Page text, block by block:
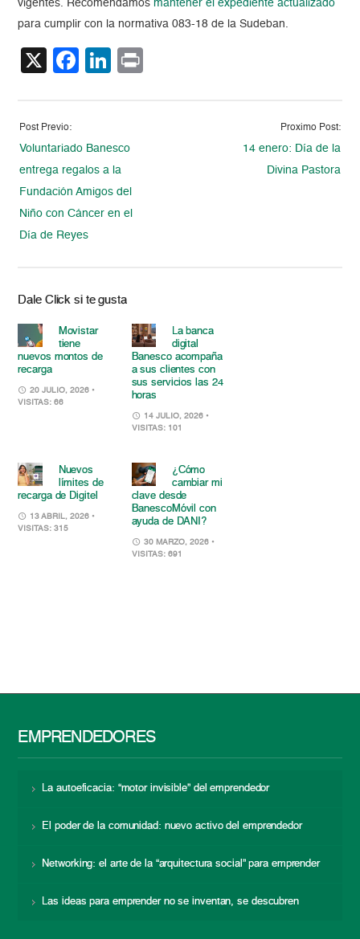
vigentes. Recomendamos mantener el expediente actualizado
para cumplir con la normativa 083-18 de la Sudeban.
X Facebook
LinkedIn
Post Previo:
Voluntariado Banesco
entrega regalos a la
Fundación Amigos del
Niño con Cáncer en el
Día de Reyes
Proximo Post:
14 enero: Día de la
Divina Pastora
Dale Click si te gusta
Movistar
tiene
nuevos montos de
recarga
20 JULIO, 2026 •
VISITAS: 66
La banca
digital
Banesco acompaña
a sus clientes con
sus servicios las 24
horas
14 JULIO, 2026 •
VISITAS: 101
Nuevos
límites de
recarga de Digitel
13 ABRIL, 2026 •
VISITAS: 315
¿Cómo
cambiar mi
clave desde
BanescoMóvil con
ayuda de DANI?
30 MARZO, 2026 •
VISITAS: 691
EMPRENDEDORES
La autoeficacia: “motor invisible” del emprendedor
El poder de la comunidad: nuevo activo del emprendedor
Networking: el arte de la “arquitectura social” para emprender
Las ideas para emprender no se inventan, se descubren